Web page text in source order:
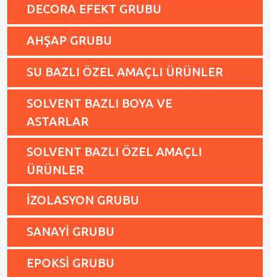
DECORA EFEKT GRUBU
AHŞAP GRUBU
SU BAZLI ÖZEL AMAÇLI ÜRÜNLER
SOLVENT BAZLI BOYA VE
ASTARLAR
SOLVENT BAZLI ÖZEL AMAÇLI
ÜRÜNLER
İZOLASYON GRUBU
SANAYİ GRUBU
EPOKSİ GRUBU